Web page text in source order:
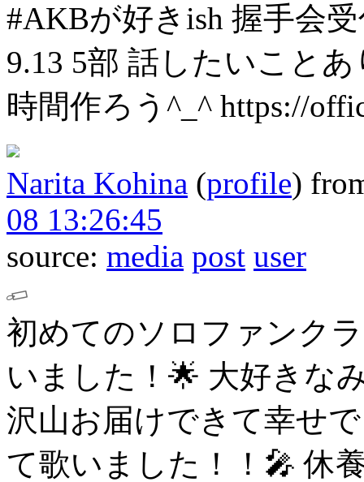
#AKBが好きish 握手会
9.13 5部 話したいこと
時間作ろう^_^ https://
Narita Kohina (profile)
08 13:26:45
source: media post user
初めてのソロファンク
いました！🌟 大好きな
沢山お届けできて幸せ
て歌いました！！🎤 休